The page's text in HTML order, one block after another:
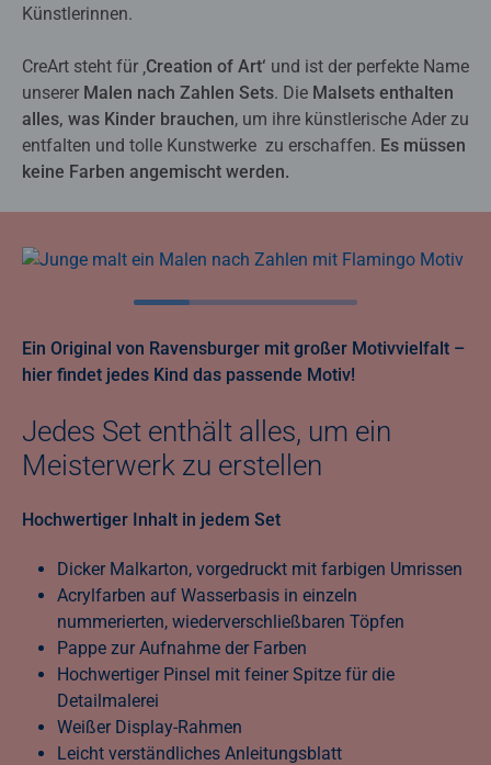
Künstlerinnen.
CreArt steht für ‚Creation of Art‘ und ist der perfekte Name
unserer Malen nach Zahlen Sets. Die Malsets enthalten
alles, was Kinder brauchen, um ihre künstlerische Ader zu
entfalten und tolle Kunstwerke zu erschaffen. Es müssen
keine Farben angemischt werden.
Ein Original von Ravensburger mit großer Motivvielfalt –
hier findet jedes Kind das passende Motiv!
Jedes Set enthält alles, um ein
Meisterwerk zu erstellen
Hochwertiger Inhalt in jedem Set
Dicker Malkarton, vorgedruckt mit farbigen Umrissen
Acrylfarben auf Wasserbasis in einzeln
nummerierten, wiederverschließbaren Töpfen
Pappe zur Aufnahme der Farben
Hochwertiger Pinsel mit feiner Spitze für die
Detailmalerei
Weißer Display-Rahmen
Leicht verständliches Anleitungsblatt